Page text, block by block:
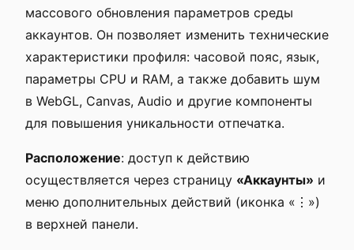
массового обновления параметров среды
аккаунтов. Он позволяет изменить технические
характеристики профиля: часовой пояс, язык,
параметры CPU и RAM, а также добавить шум
в WebGL, Canvas, Audio и другие компоненты
для повышения уникальности отпечатка.
Расположение: доступ к действию
осуществляется через страницу «Аккаунты» и
меню дополнительных действий (иконка «⋮»)
в верхней панели.